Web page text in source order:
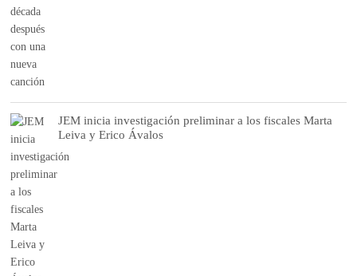
JEM inicia investigación preliminar a los fiscales Marta
Leiva y Erico Ávalos